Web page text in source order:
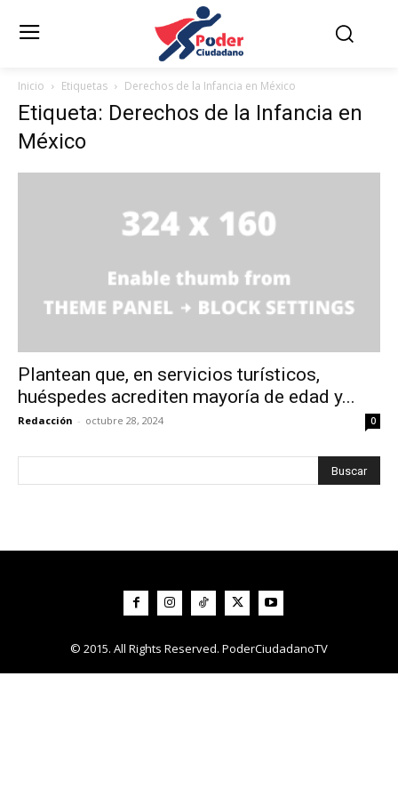
Inicio Etiquetas Derechos de la Infancia en México
Etiqueta: Derechos de la Infancia en
México
Plantean que, en servicios turísticos,
huéspedes acrediten mayoría de edad y...
Redacción - octubre 28, 2024 0
© 2015. All Rights Reserved. PoderCiudadanoTV